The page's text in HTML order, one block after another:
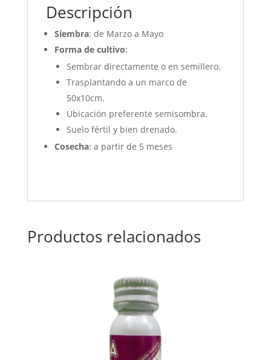
Descripción
Siembra: de Marzo a Mayo
Forma de cultivo:
Sembrar directamente o en semillero.
Trasplantando a un marco de
50x10cm.
Ubicación preferente semisombra.
Suelo fértil y bien drenado.
Cosecha: a partir de 5 meses
Productos relacionados